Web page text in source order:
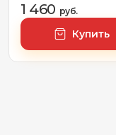
2514407UB (с 1-им
АКБ 4 Ач)
1 460 руб.
Купить